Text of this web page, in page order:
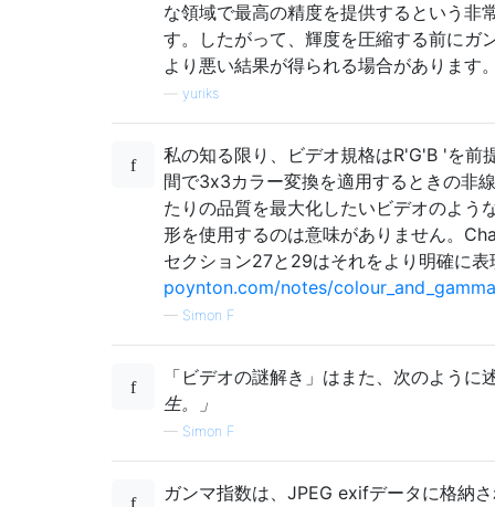
な領域で最高の精度を提供するという非
す。したがって、輝度を圧縮する前にガ
より悪い結果が得られる場合があります
yuriks
私の知る限り、ビデオ規格はR'G'B 'を前
間で3x3カラー変換を適用するときの非
たりの品質を最大化したいビデオのよう
形を使用するのは意味がありません。
セクション27と29はそれをより明確に
poynton.com/notes/
— Simon F
「ビデオの謎解き」はまた、次のように
生。」
— Simon F
ガンマ指数は、JPEG exifデータに格納